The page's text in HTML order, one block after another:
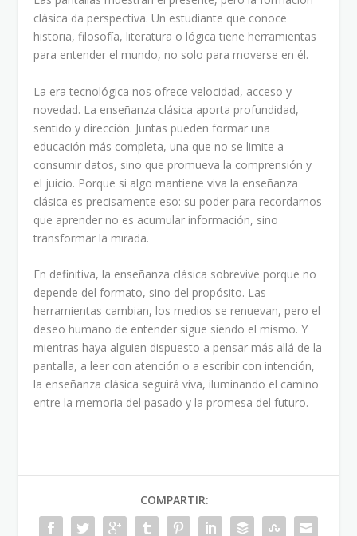
clásica da perspectiva. Un estudiante que conoce
historia, filosofía, literatura o lógica tiene herramientas
para entender el mundo, no solo para moverse en él.
La era tecnológica nos ofrece velocidad, acceso y
novedad. La enseñanza clásica aporta profundidad,
sentido y dirección. Juntas pueden formar una
educación más completa, una que no se limite a
consumir datos, sino que promueva la comprensión y
el juicio. Porque si algo mantiene viva la enseñanza
clásica es precisamente eso: su poder para recordarnos
que aprender no es acumular información, sino
transformar la mirada.
En definitiva, la enseñanza clásica sobrevive porque no
depende del formato, sino del propósito. Las
herramientas cambian, los medios se renuevan, pero el
deseo humano de entender sigue siendo el mismo. Y
mientras haya alguien dispuesto a pensar más allá de la
pantalla, a leer con atención o a escribir con intención,
la enseñanza clásica seguirá viva, iluminando el camino
entre la memoria del pasado y la promesa del futuro.
COMPARTIR: